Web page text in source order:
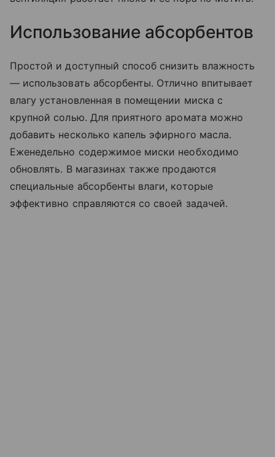
Использование абсорбентов
Простой и доступный способ снизить влажность
— использовать абсорбенты. Отлично впитывает
влагу установленная в помещении миска с
крупной солью. Для приятного аромата можно
добавить несколько капель эфирного масла.
Еженедельно содержимое миски необходимо
обновлять. В магазинах также продаются
специальные абсорбенты влаги, которые
эффективно справляются со своей задачей.